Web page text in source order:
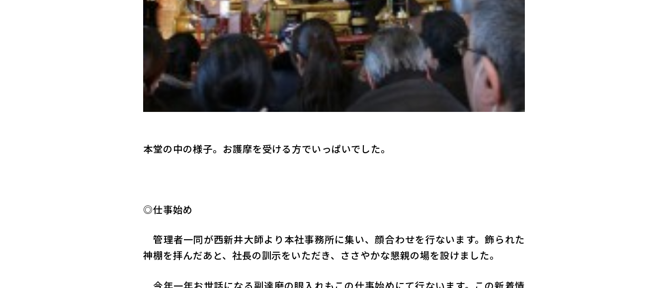
本堂の中の様子。お護摩を受ける方でいっぱいでした。
◎仕事始め
管理者一同が西新井大師より本社事務所に集い、顔合わせを行ないます。飾られた
神棚を拝んだあと、社長の訓示をいただき、ささやかな懇親の場を設けました。